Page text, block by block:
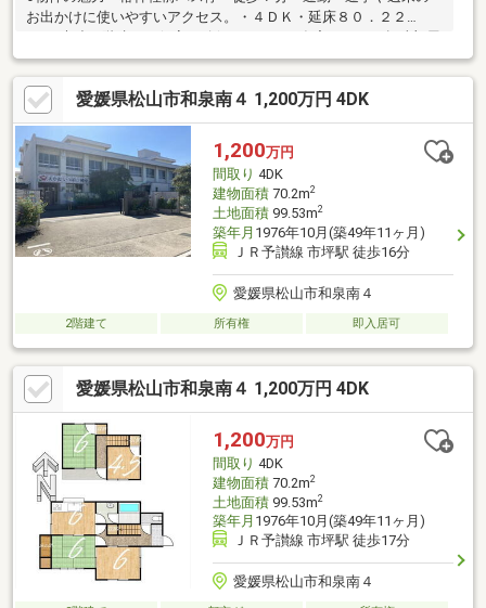
お出かけに使いやすいアクセス。・４ＤＫ・延床８０．２２
の使い分けがしやすい間取り。・生活利便 コンビニ徒歩８分・
ドラッグストア徒歩１２分・スーパー徒歩１３分で日用品の買い
出しが身近。・落ち着いた住環境 住宅が並ぶエリアで、日々の
暮らしを整えやすいロケーション。公衆用道路２筆（４９５－
２、４９５－８）について持ち分１／３あり、無償譲渡いたしま
す。２００４年に外壁塗装実施。
愛媛県松山市和泉南４ 1,200万円 4DK
1,200万円
間取り 4DK
建物面積70.2m2
土地面積99.53m2
築年月 1976年10月(築49年11ヶ月)
ＪＲ予讃線 市坪駅 徒歩16分
愛媛県松山市和泉南４
2階建て 所有権 即入居可
愛媛県松山市和泉南４ 1,200万円 4DK
1,200万円
間取り 4DK
建物面積70.2m2
土地面積99.53m2
築年月 1976年10月(築49年11ヶ月)
ＪＲ予讃線 市坪駅 徒歩17分
愛媛県松山市和泉南４